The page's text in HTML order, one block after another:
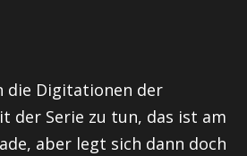
die Digitationen der
der Serie zu tun, das ist am
aber legt sich dann doch